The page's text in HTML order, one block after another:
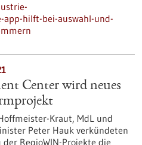
hilft-bei-auswahl-und-
Center wird neues
Kraut, MdL und
Peter Hauk verkündeten
RegioWIN-Projekte die